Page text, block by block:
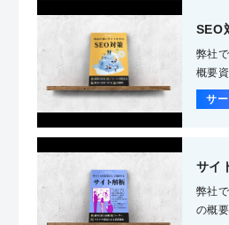
SEO
弊社
概要
サ
サイ
弊社
の概